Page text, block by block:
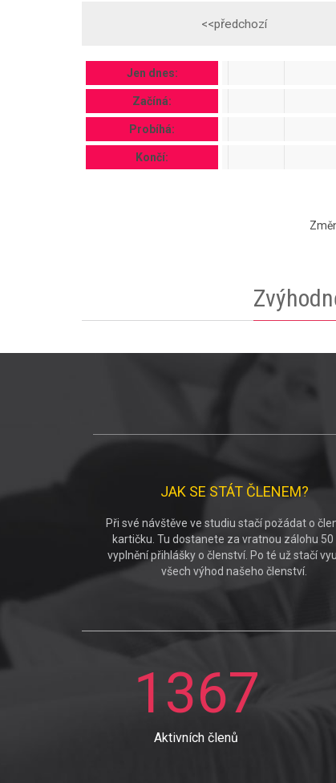
<<předchozí
Jen dnes:
Začíná:
Probíhá:
Končí:
JAK SE STÁT ČLENEM?
Při své návštěve ve studiu stačí požádat o
kartičku. Tu dostanete za vratnou zálohu 50
vyplnění přihlášky o členství. Po té už stačí
všech výhod našeho členství.
1367
Aktivních členů